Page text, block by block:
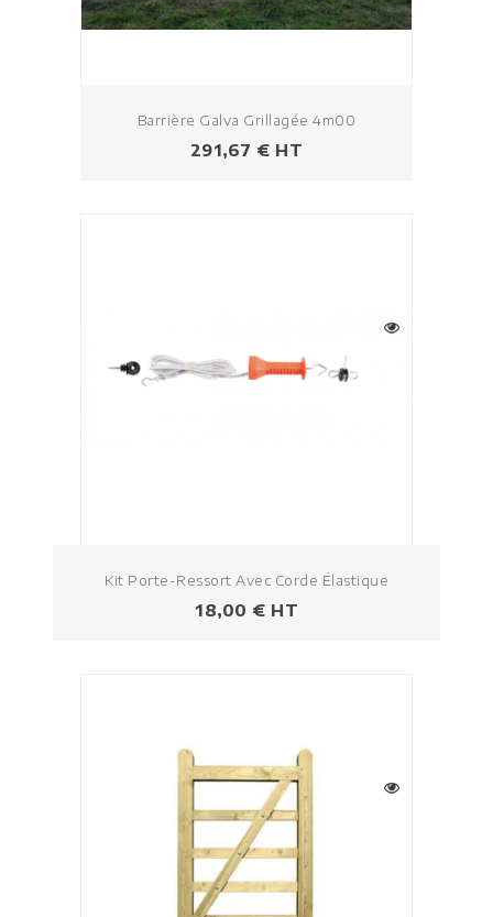
Barrière Galva Grillagée 4m00
Prezzo
291,67 € HT
Kit Porte-Ressort Avec Corde Élastique
Prezzo
18,00 € HT